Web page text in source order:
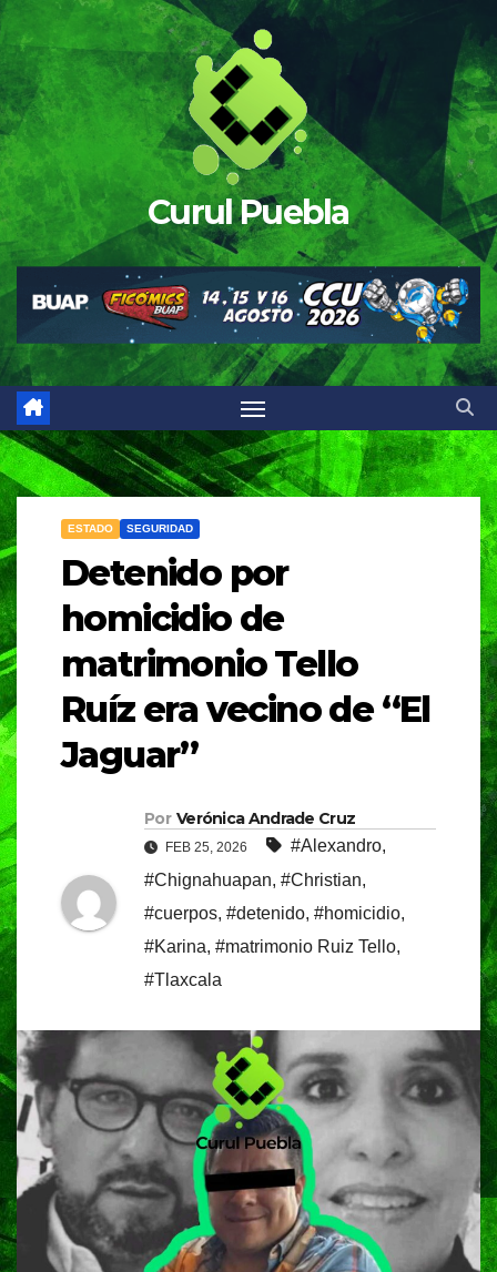
Saltar
al
contenido
Curul Puebla
ESTADO SEGURIDAD
Detenido por
homicidio de
matrimonio Tello
Ruíz era vecino de “El
Jaguar”
Por Verónica Andrade Cruz
FEB 25, 2026 #Alexandro,
#Chignahuapan, #Christian,
#cuerpos, #detenido, #homicidio,
#Karina, #matrimonio Ruiz Tello,
#Tlaxcala